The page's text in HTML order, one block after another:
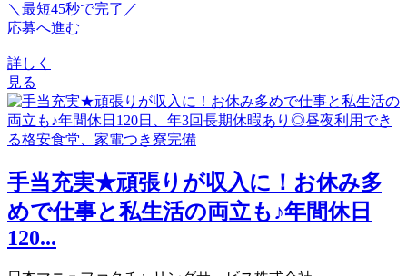
＼最短45秒で完了／
応募へ進む
詳しく
見る
手当充実★頑張りが収入に！お休み多
めで仕事と私生活の両立も♪年間休日
120...